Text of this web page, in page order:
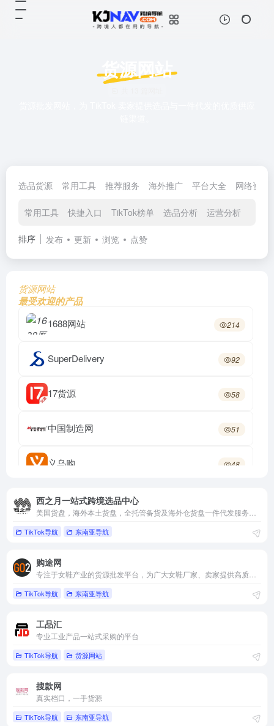
货源网站
选品货源 常用工具 推荐服务 海外推广 平台大全 网络资源
常用工具 快捷入口 TikTok榜单 选品分析 运营分析
排序 发布 更新 浏览 点赞
货源网站
最受欢迎的产品
1688网站 214
SuperDelivery 92
17货源 58
中国制造网 51
义乌购 48
购途网
西之月一站式跨境选品中心
TikTok导航 东南亚导航
购途网
TikTok导航 东南亚导航
工品汇
专业工业产品一站式采购的平台
TikTok导航 货源网站
搜款网
真实档口，一手货源
TikTok导航 东南亚导航